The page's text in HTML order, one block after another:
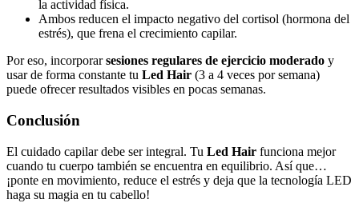
la actividad física.
Ambos reducen el impacto negativo del cortisol (hormona del
estrés), que frena el crecimiento capilar.
Por eso, incorporarsesiones regulares de ejercicio moderado y
usar de forma constante tu Led Hair (3 a 4 veces por semana)
puede ofrecer resultados visibles en pocas semanas.
Conclusión
El cuidado capilar debe ser integral. Tu Led Hair funciona mejor
cuando tu cuerpo también se encuentra en equilibrio. Así que…
¡ponte en movimiento, reduce el estrés y deja que la tecnología LED
haga su magia en tu cabello!